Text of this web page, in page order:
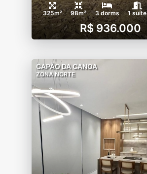
325m² 98m² 3 dorms 1 suíte
R$ 936.000
CAPÃO DA CANOA
ZONA NORTE